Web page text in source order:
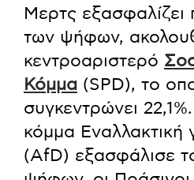
Μερτς εξασφαλίζει
των ψήφων,
κεντροαριστερό
Κόμμα (SPD), το
συγκεντρώνει
κόμμα Εναλλακτική
(AfD) εξασφάλισε